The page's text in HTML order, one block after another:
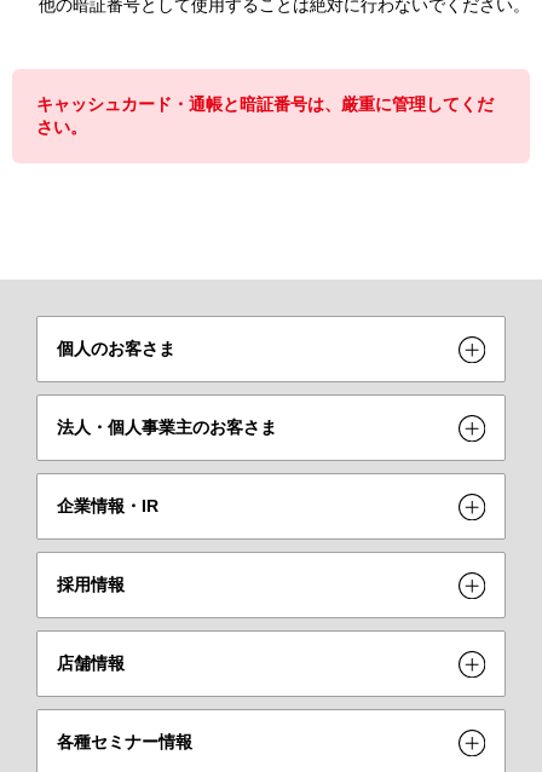
他の暗証番号として使用することは絶対に行わないでください。
キャッシュカード・通帳と暗証番号は、厳重に管理してくだ
さい。
個人のお客さま
法人・個人事業主のお客さま
企業情報・IR
採用情報
店舗情報
各種セミナー情報